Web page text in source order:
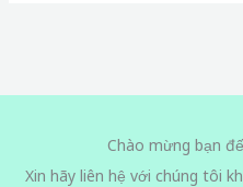
Chào mừng bạn
Xin hãy liên hệ với chúng tôi